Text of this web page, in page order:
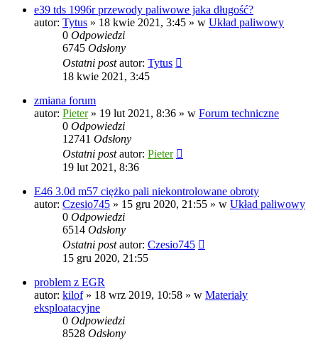
e39 tds 1996r przewody paliwowe jaka długość?
autor: Tytus » 18 kwie 2021, 3:45 » w Układ paliwowy
0 Odpowiedzi
6745 Odsłony
Ostatni postautor: Tytus
18 kwie 2021, 3:45
zmiana forum
autor: Pieter» 19 lut 2021, 8:36 » w Forum techniczne
0 Odpowiedzi
12741 Odsłony
Ostatni postautor: Pieter
19 lut 2021, 8:36
E46 3.0d m57 ciężko pali niekontrolowane obroty
autor: Czesio745 » 15 gru 2020, 21:55 » w Układ paliwowy
0 Odpowiedzi
6514 Odsłony
Ostatni postautor: Czesio745
15 gru 2020, 21:55
problem z EGR
autor: kilof» 18 wrz 2019, 10:58 » w Materiały
eksploatacyjne
0 Odpowiedzi
8528 Odsłony